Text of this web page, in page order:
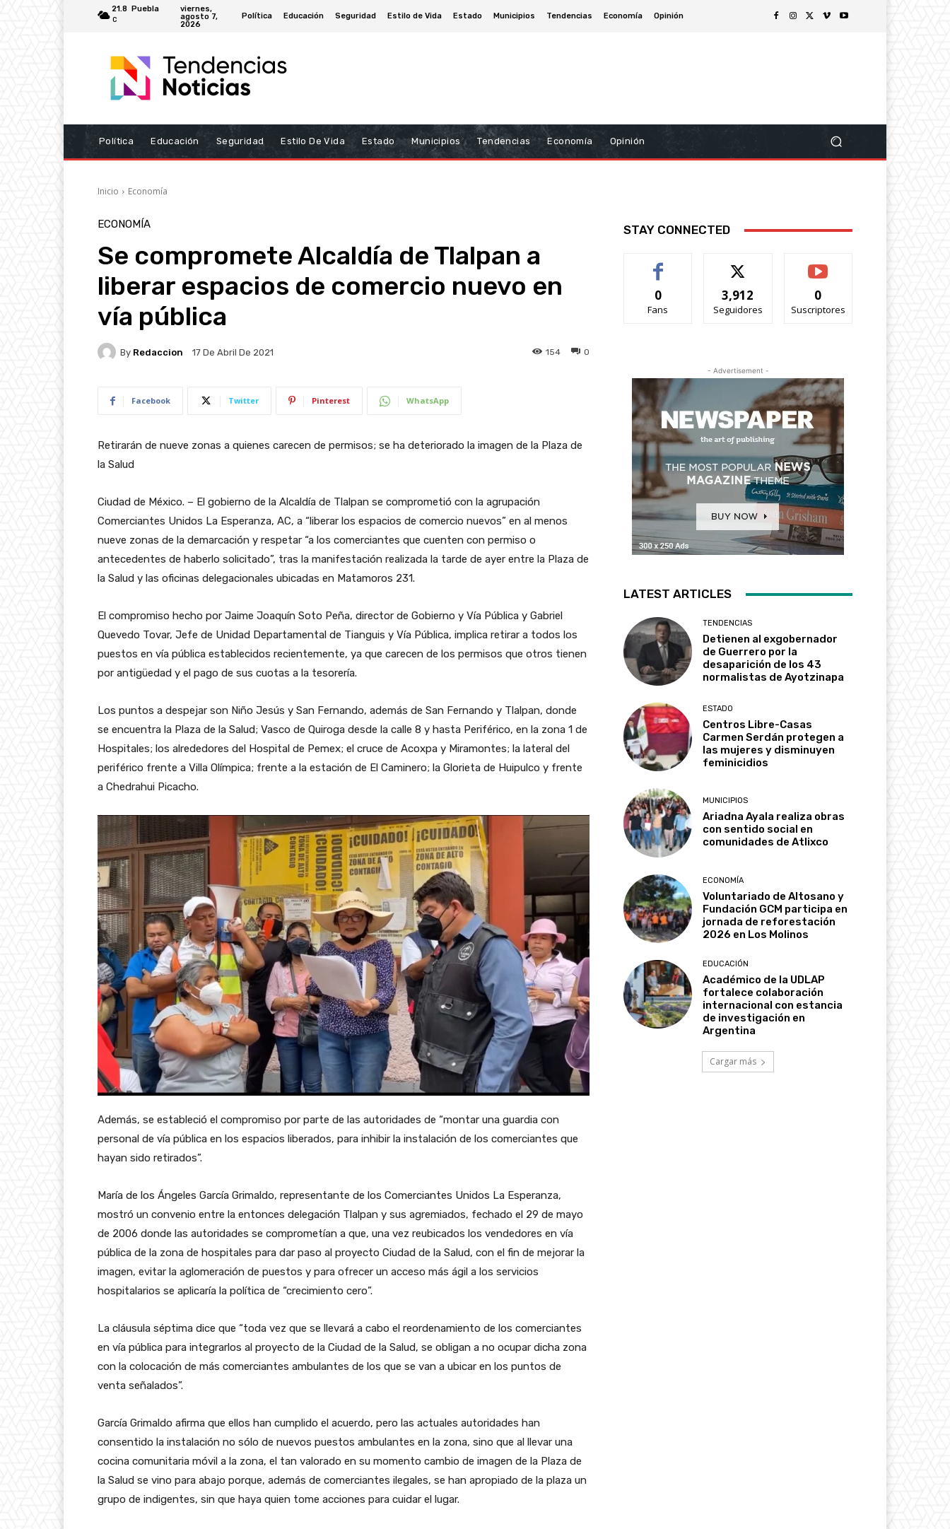
21.8
C
Puebla
viernes,
agosto 7,
2026
Política Educación Seguridad Estilo de Vida Estado Municipios Tendencias Economía Opinión
Política Educación Seguridad Estilo De Vida Estado Municipios Tendencias Economía Opinión
Inicio Economía
ECONOMÍA
Se compromete Alcaldía de Tlalpan a
liberar espacios de comercio nuevo en
vía pública
By Redaccion 17 De Abril De 2021 0
154
Facebook Twitter Pinterest WhatsApp
Retirarán de nueve zonas a quienes carecen de permisos; se ha deteriorado la imagen de la Plaza de
la Salud
Ciudad de México. – El gobierno de la Alcaldía de Tlalpan se comprometió con la agrupación
Comerciantes Unidos La Esperanza, AC, a “liberar los espacios de comercio nuevos” en al menos
nueve zonas de la demarcación y respetar “a los comerciantes que cuenten con permiso o
antecedentes de haberlo solicitado”, tras la manifestación realizada la tarde de ayer entre la Plaza de
la Salud y las oficinas delegacionales ubicadas en Matamoros 231.
El compromiso hecho por Jaime Joaquín Soto Peña, director de Gobierno y Vía Pública y Gabriel
Quevedo Tovar, Jefe de Unidad Departamental de Tianguis y Vía Pública, implica retirar a todos los
puestos en vía pública establecidos recientemente, ya que carecen de los permisos que otros tienen
por antigüedad y el pago de sus cuotas a la tesorería.
Los puntos a despejar son Niño Jesús y San Fernando, además de San Fernando y Tlalpan, donde
se encuentra la Plaza de la Salud; Vasco de Quiroga desde la calle 8 y hasta Periférico, en la zona 1 de
Hospitales; los alrededores del Hospital de Pemex; el cruce de Acoxpa y Miramontes; la lateral del
periférico frente a Villa Olímpica; frente a la estación de El Caminero; la Glorieta de Huipulco y frente
a Chedrahui Picacho.
Además, se estableció el compromiso por parte de las autoridades de “montar una guardia con
personal de vía pública en los espacios liberados, para inhibir la instalación de los comerciantes que
hayan sido retirados”.
María de los Ángeles García Grimaldo, representante de los Comerciantes Unidos La Esperanza,
mostró un convenio entre la entonces delegación Tlalpan y sus agremiados, fechado el 29 de mayo
de 2006 donde las autoridades se comprometían a que, una vez reubicados los vendedores en vía
pública de la zona de hospitales para dar paso al proyecto Ciudad de la Salud, con el fin de mejorar la
imagen, evitar la aglomeración de puestos y para ofrecer un acceso más ágil a los servicios
hospitalarios se aplicaría la política de “crecimiento cero”.
La cláusula séptima dice que “toda vez que se llevará a cabo el reordenamiento de los comerciantes
en vía pública para integrarlos al proyecto de la Ciudad de la Salud, se obligan a no ocupar dicha zona
con la colocación de más comerciantes ambulantes de los que se van a ubicar en los puntos de
venta señalados”.
García Grimaldo afirma que ellos han cumplido el acuerdo, pero las actuales autoridades han
consentido la instalación no sólo de nuevos puestos ambulantes en la zona, sino que al llevar una
cocina comunitaria móvil a la zona, el tan valorado en su momento cambio de imagen de la Plaza de
la Salud se vino para abajo porque, además de comerciantes ilegales, se han apropiado de la plaza un
grupo de indigentes, sin que haya quien tome acciones para cuidar el lugar.
STAY CONNECTED
0
Fans
3,912
Seguidores
0
Suscriptores
- Advertisement -
LATEST ARTICLES
TENDENCIAS
Detienen al exgobernador
de Guerrero por la
desaparición de los 43
normalistas de Ayotzinapa
ESTADO
Centros Libre-Casas
Carmen Serdán protegen a
las mujeres y disminuyen
feminicidios
MUNICIPIOS
Ariadna Ayala realiza obras
con sentido social en
comunidades de Atlixco
ECONOMÍA
Voluntariado de Altosano y
Fundación GCM participa en
jornada de reforestación
2026 en Los Molinos
EDUCACIÓN
Académico de la UDLAP
fortalece colaboración
internacional con estancia
de investigación en
Argentina
Cargar más